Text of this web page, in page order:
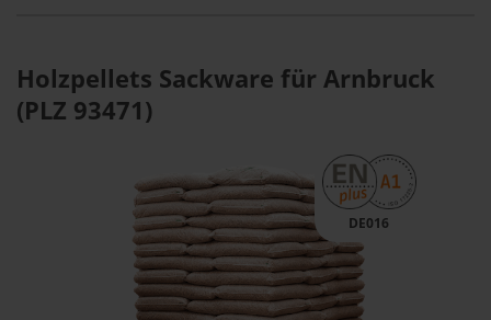
Holzpellets Sackware für Arnbruck
(PLZ 93471)
DE016